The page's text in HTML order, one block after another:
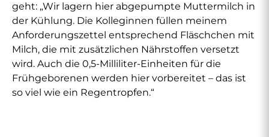
geht: „Wir lagern hier abgepumpte Muttermilch in
der Kühlung. Die Kolleginnen füllen meinem
Anforderungszettel entsprechend Fläschchen mit
Milch, die mit zusätzlichen Nährstoffen versetzt
wird. Auch die 0,5-Milliliter-Einheiten für die
Frühgeborenen werden hier vorbereitet – das ist
so viel wie ein Regentropfen.“